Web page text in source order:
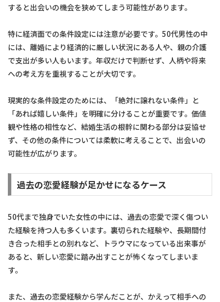
すると出会いの機会を狭めてしまう可能性があります。
特に経済面での条件設定には注意が必要です。50代男性の中
には、離婚により経済的に厳しい状況にある人や、親の介護
で支出が多い人もいます。年収だけで判断せず、人柄や将来
への考え方を重視することが大切です。
現実的な条件設定のためには、「絶対に譲れない条件」と
「あれば嬉しい条件」を明確に分けることが重要です。価値
観や性格の相性など、結婚生活の根幹に関わる部分は妥協せ
ず、その他の条件については柔軟に考えることで、出会いの
可能性が広がります。
過去の恋愛経験が足かせになるケース
50代まで独身でいた女性の中には、過去の恋愛で深く傷つい
た経験を持つ人も多くいます。裏切られた経験や、長期間付
き合った相手との別れなど、トラウマになっている出来事が
あると、新しい恋愛に踏み出すことが怖くなってしまいま
す。
また、過去の恋愛経験から学んだことが、かえって相手への